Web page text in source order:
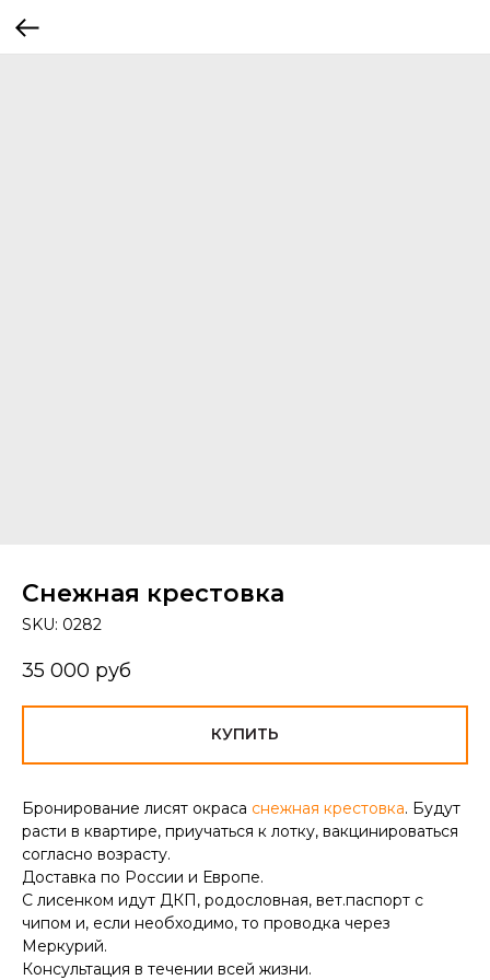
Снежная крестовка
SKU: 0282
35 000 руб
КУПИТЬ
Бронирование лисят окраса снежная крестовка. Будут
расти в квартире, приучаться к лотку, вакцинироваться
согласно возрасту.
Доставка по России и Европе.
С лисенком идут ДКП, родословная, вет.паспорт с
чипом и, если необходимо, то проводка через
Меркурий.
Консультация в течении всей жизни.